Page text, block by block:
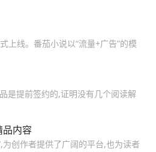
上线。番茄小说以“流量+广告”的模
是提前签约的,证明没有几个阅读解
品内容
创作者提供了广阔的平台,也为读者